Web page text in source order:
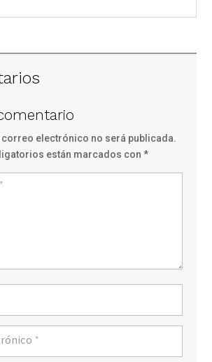
electrónico no será publicada.
están marcados con*